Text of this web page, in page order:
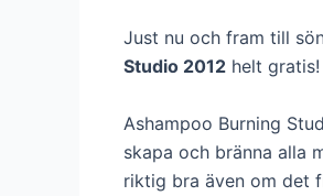
Just nu och fram till
Studio 2012 helt gratis!
Ashampoo Burning
skapa och bränna alla
riktig bra även om det